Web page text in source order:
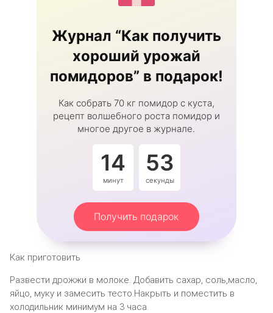
Журнал “Как получить
хороший урожай
помидоров” в подарок!
Как собрать 70 кг помидор с куста,
рецепт волшебного роста помидор и
многое другое в журнале.
14
минут
53
секунды
Получить подарок
Как приготовить
Развести дрожжи в молоке. Добавить сахар, соль,масло,
яйцо, муку и замесить тесто.Накрыть и поместить в
холодильник минимум на 3 часа.